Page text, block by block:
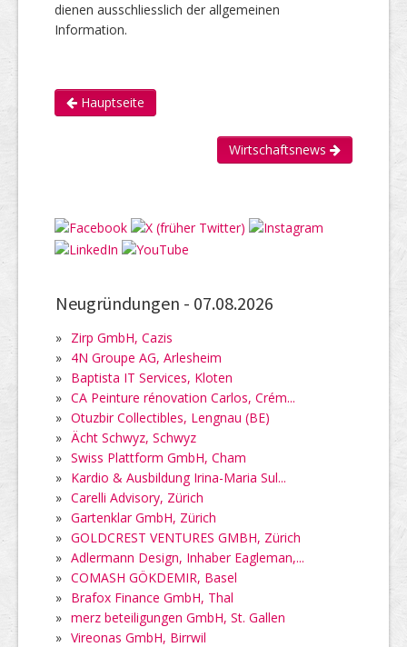
dienen ausschliesslich der allgemeinen
Information.
Hauptseite
Wirtschaftsnews
Neugründungen - 07.08.2026
» Zirp GmbH, Cazis
» 4N Groupe AG, Arlesheim
» Baptista IT Services, Kloten
» CA Peinture rénovation Carlos, Crém...
» Otuzbir Collectibles, Lengnau (BE)
» Ächt Schwyz, Schwyz
» Swiss Plattform GmbH, Cham
» Kardio & Ausbildung Irina-Maria Sul...
» Carelli Advisory, Zürich
» Gartenklar GmbH, Zürich
» GOLDCREST VENTURES GMBH, Zürich
» Adlermann Design, Inhaber Eagleman,...
» COMASH GÖKDEMIR, Basel
» Brafox Finance GmbH, Thal
» merz beteiligungen GmbH, St. Gallen
» Vireonas GmbH, Birrwil